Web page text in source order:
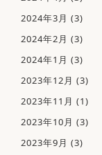
2024年3月 (3)
2024年2月 (3)
2024年1月 (3)
2023年12月 (3)
2023年11月 (1)
2023年10月 (3)
2023年9月 (3)